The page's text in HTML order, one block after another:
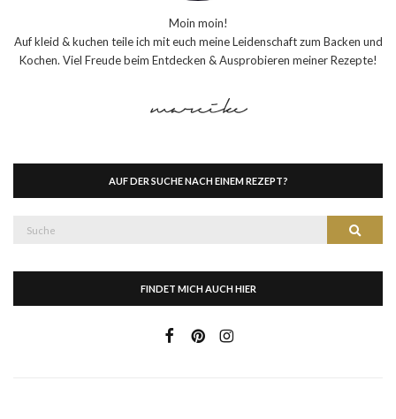
Moin moin!
Auf kleid & kuchen teile ich mit euch meine Leidenschaft zum Backen und
Kochen. Viel Freude beim Entdecken & Ausprobieren meiner Rezepte!
AUF DER SUCHE NACH EINEM REZEPT?
Suche
FINDET MICH AUCH HIER